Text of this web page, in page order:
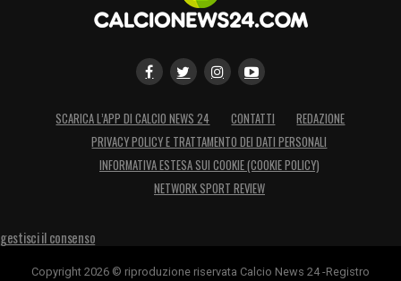
SCARICA L’APP DI CALCIO NEWS 24 CONTATTI
REDAZIONE
PRIVACY POLICY E TRATTAMENTO DEI DATI PERSONALI
INFORMATIVA ESTESA SUI COOKIE (COOKIE POLICY)
NETWORK SPORT REVIEW
gestisci il consenso
Copyright 2026 © riproduzione riservata Calcio News 24 -Registro